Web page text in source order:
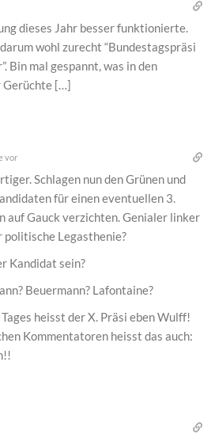
dieses Jahr besser funktionierte.
wohl zurecht “Bundestagspräsi
Bin mal gespannt, was in den
Gerüchte […]
vor
Schlagen nun den Grünen und
für einen eventuellen 3.
auf Gauck verzichten. Genialer linker
politische Legasthenie?
Kandidat sein?
Beuermann? Lafontaine?
heisst der X. Präsi eben Wulff!
Kommentatoren heisst das auch: